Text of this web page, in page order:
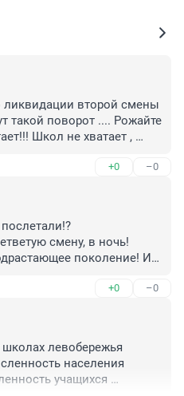
ликвидации второй смены
такой поворот .... Рожайте
Школ не хватает ,
+0 –0
смену, в ночь!
поколение! И
+0 –0
школах левобережья
населения
учащихся